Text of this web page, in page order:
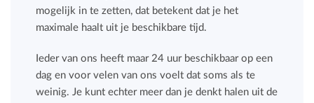
mogelijk in te zetten, dat betekent dat je het
maximale haalt uit je beschikbare tijd.
Ieder van ons heeft maar 24 uur beschikbaar op een
dag en voor velen van ons voelt dat soms als te
weinig. Je kunt echter meer dan je denkt halen uit de